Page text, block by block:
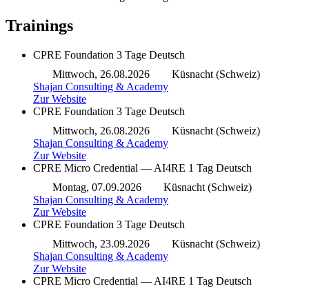
Trainings
CPRE Foundation 3 Tage Deutsch
Mittwoch, 26.08.2026
Küsnacht (Schweiz)
Shajan Consulting & Academy
Zur Website
CPRE Foundation 3 Tage Deutsch
Mittwoch, 26.08.2026
Küsnacht (Schweiz)
Shajan Consulting & Academy
Zur Website
CPRE Micro Credential — AI4RE 1 Tag Deutsch
Montag, 07.09.2026
Küsnacht (Schweiz)
Shajan Consulting & Academy
Zur Website
CPRE Foundation 3 Tage Deutsch
Mittwoch, 23.09.2026
Küsnacht (Schweiz)
Shajan Consulting & Academy
Zur Website
CPRE Micro Credential — AI4RE 1 Tag Deutsch